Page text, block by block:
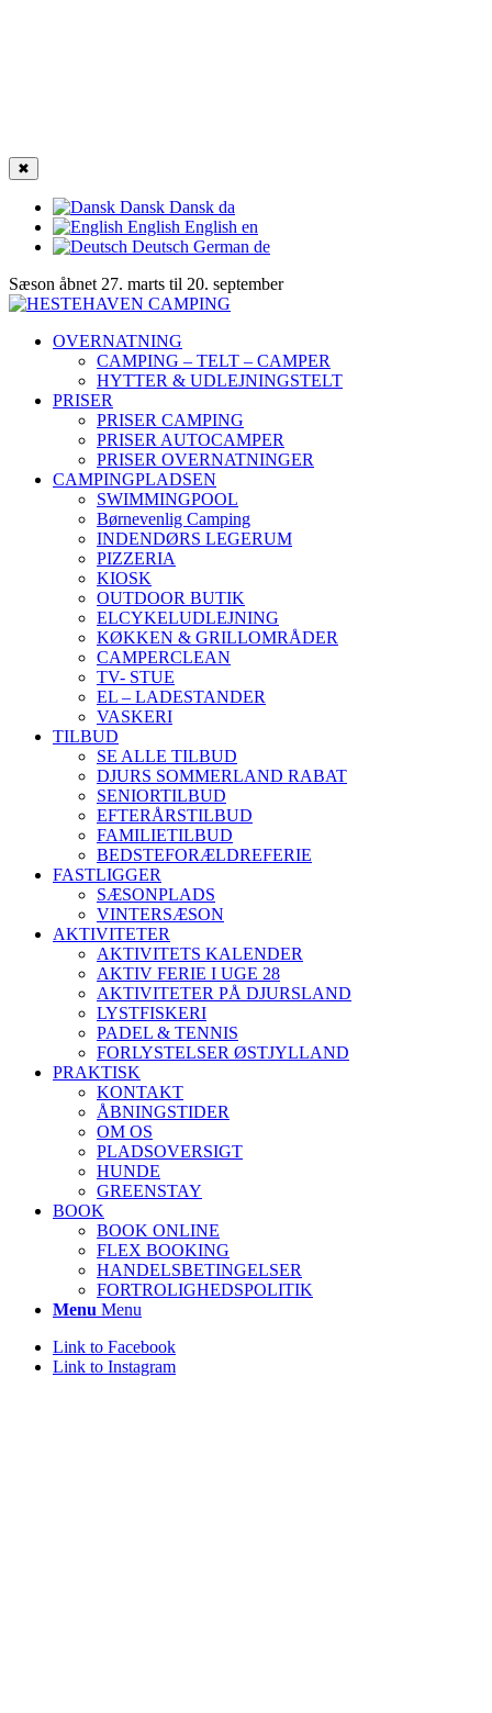
✖
Dansk Dansk da
English English en
Deutsch German de
Sæson åbnet 27. marts til 20. september
OVERNATNING
CAMPING – TELT – CAMPER
HYTTER & UDLEJNINGSTELT
PRISER
PRISER CAMPING
PRISER AUTOCAMPER
PRISER OVERNATNINGER
CAMPINGPLADSEN
SWIMMINGPOOL
Børnevenlig Camping
INDENDØRS LEGERUM
PIZZERIA
KIOSK
OUTDOOR BUTIK
ELCYKELUDLEJNING
KØKKEN & GRILLOMRÅDER
CAMPERCLEAN
TV- STUE
EL – LADESTANDER
VASKERI
TILBUD
SE ALLE TILBUD
DJURS SOMMERLAND RABAT
SENIORTILBUD
EFTERÅRSTILBUD
FAMILIETILBUD
BEDSTEFORÆLDREFERIE
FASTLIGGER
SÆSONPLADS
VINTERSÆSON
AKTIVITETER
AKTIVITETS KALENDER
AKTIV FERIE I UGE 28
AKTIVITETER PÅ DJURSLAND
LYSTFISKERI
PADEL & TENNIS
FORLYSTELSER ØSTJYLLAND
PRAKTISK
KONTAKT
ÅBNINGSTIDER
OM OS
PLADSOVERSIGT
HUNDE
GREENSTAY
BOOK
BOOK ONLINE
FLEX BOOKING
HANDELSBETINGELSER
FORTROLIGHEDSPOLITIK
Menu Menu
Link to Facebook
Link to Instagram